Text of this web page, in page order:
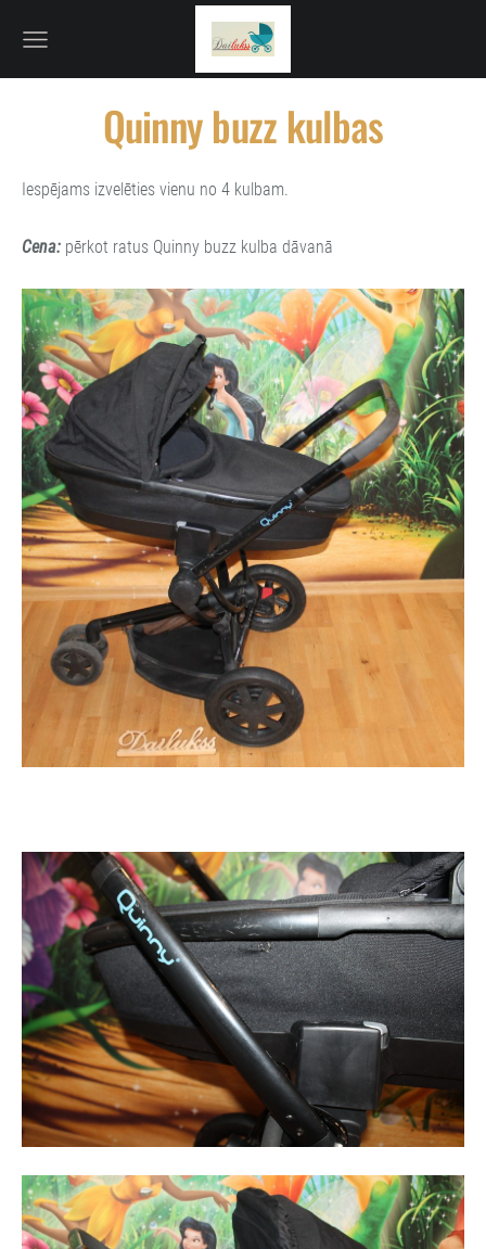
Quinny buzz kulbas
Iespējams izvelēties vienu no 4 kulbam.
Cena: pērkot ratus Quinny buzz kulba dāvanā